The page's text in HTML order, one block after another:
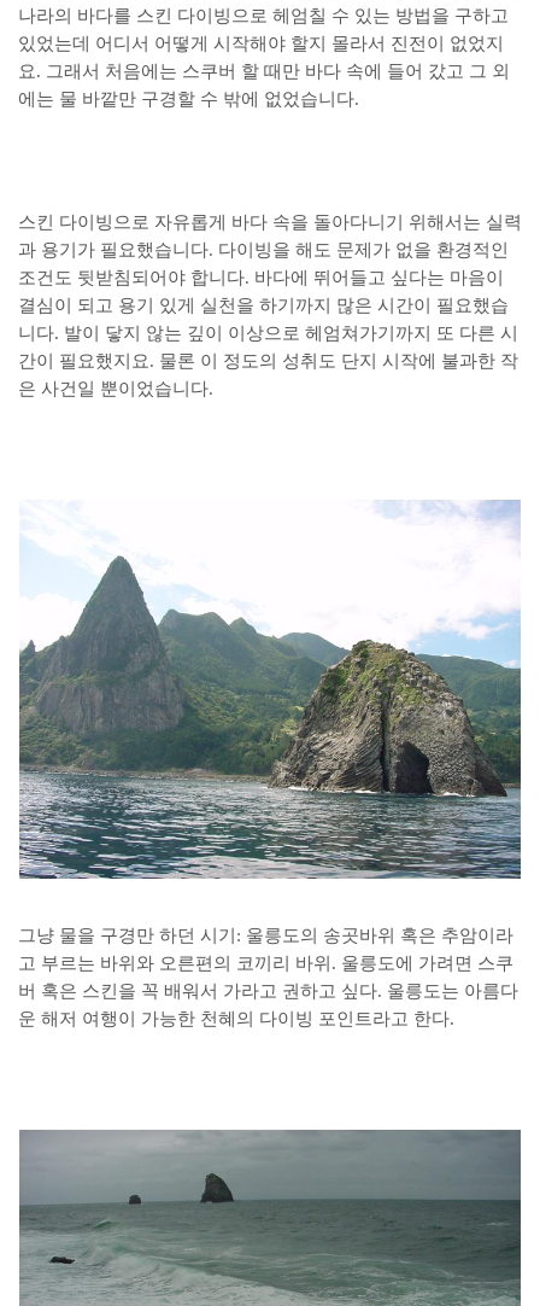
나라의 바다를 스킨 다이빙으로 헤엄칠 수 있는 방법을 구하고
있었는데 어디서 어떻게 시작해야 할지 몰라서 진전이 없었지
요. 그래서 처음에는 스쿠버 할 때만 바다 속에 들어 갔고 그 외
에는 물 바깥만 구경할 수 밖에 없었습니다.
스킨 다이빙으로 자유롭게 바다 속을 돌아다니기 위해서는 실력
과 용기가 필요했습니다. 다이빙을 해도 문제가 없을 환경적인
조건도 뒷받침되어야 합니다. 바다에 뛰어들고 싶다는 마음이
결심이 되고 용기 있게 실천을 하기까지 많은 시간이 필요했습
니다. 발이 닿지 않는 깊이 이상으로 헤엄쳐가기까지 또 다른 시
간이 필요했지요. 물론 이 정도의 성취도 단지 시작에 불과한 작
은 사건일 뿐이었습니다.
그냥 물을 구경만 하던 시기: 울릉도의 송곳바위 혹은 추암이라
고 부르는 바위와 오른편의 코끼리 바위. 울릉도에 가려면 스쿠
버 혹은 스킨을 꼭 배워서 가라고 권하고 싶다. 울릉도는 아름다
운 해저 여행이 가능한 천혜의 다이빙 포인트라고 한다.